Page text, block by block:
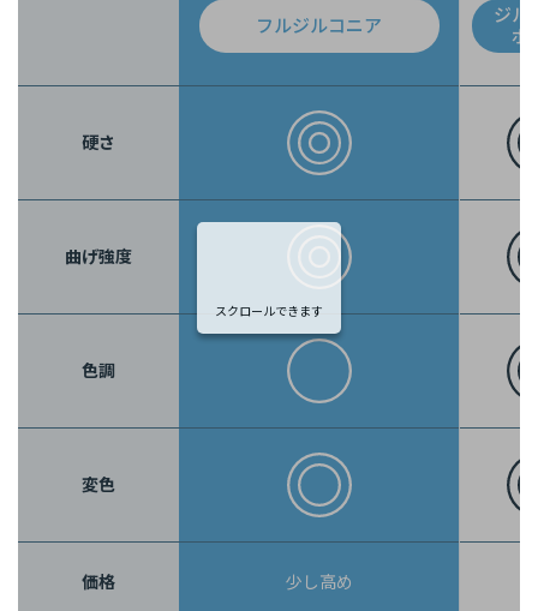
フルジルコニア
ジル
ボ
硬さ
曲げ強度
色調
変色
価格 少し高め
スクロールできます